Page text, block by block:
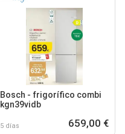
Bosch - frigorífico combi
kgn39vidb
5 días 659,00 €